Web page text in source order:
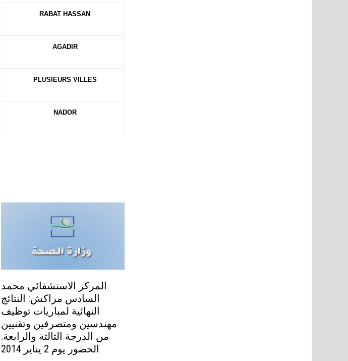
RABAT HASSAN
AGADIR
PLUSIEURS VILLES
NADOR
المركز الاستشفائي محمد
السادس مراكش: النتائج
النهائية لمباريات توظيف
مهندسين ومتصرفين وتقنيين
من الدرجة الثالثة والرابعة.
الحضور يوم 2 يناير 2014